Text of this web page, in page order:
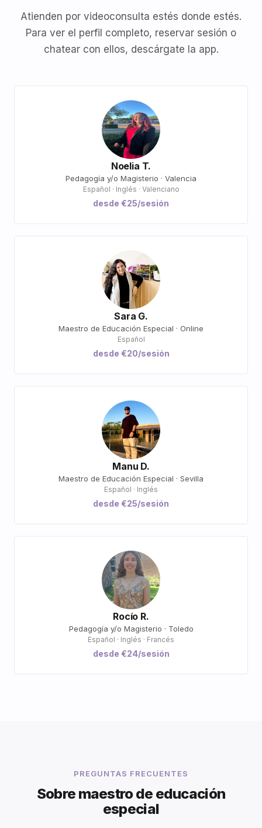
Atienden por videoconsulta estés donde estés.
Para ver el perfil completo, reservar sesión o
chatear con ellos, descárgate la app.
Noelia T.
Pedagogía y/o Magisterio · Valencia
Español · Inglés · Valenciano
desde €25/sesión
Sara G.
Maestro de Educación Especial · Online
Español
desde €20/sesión
Manu D.
Maestro de Educación Especial · Sevilla
Español · Inglés
desde €25/sesión
Rocío R.
Pedagogía y/o Magisterio · Toledo
Español · Inglés · Francés
desde €24/sesión
PREGUNTAS FRECUENTES
Sobre maestro de educación
especial